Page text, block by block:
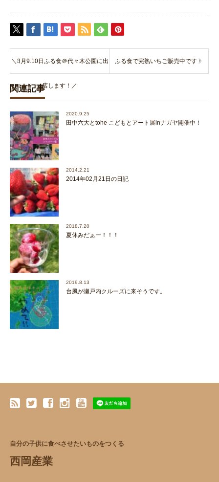
＼3月9.10日ふる食＠代々木公園に出
店します！／
ふる食で完熟いちご販売中です！
関連記事
2020.9.25
田中六大とtohe こどもとアート展inナガヤ開催中！
2014.2.21
2014年02月21日の日記
2018.7.20
夏休みだぁー！！！
2019.8.13
台風が瀬戸内クルーズに来そうです。
自分の子供に食べさせたいものをつくる
西岡産業